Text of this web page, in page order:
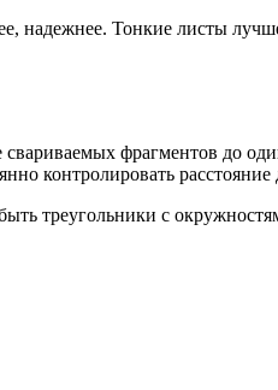
надежнее. Тонкие листы
фрагментов до
контролировать
треугольники с